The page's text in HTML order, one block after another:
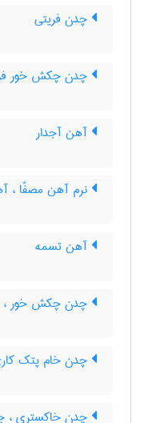
چدن فریتی
چدن چکش خور
آهن آجدار
نرم آهن مصفّا ،
آهن تسمه
چدن چکش خور ،
چدن خام پتک
چدن خاکستری ،